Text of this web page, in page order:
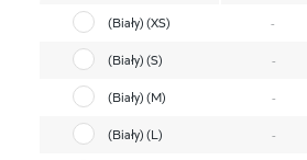
(Biały) (XS)
-
(Biały) (S)
-
(Biały) (M)
-
(Biały) (L)
-